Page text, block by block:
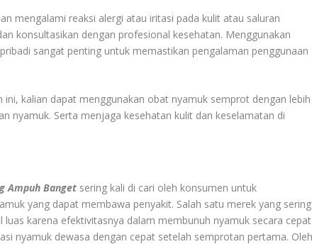
mengalami reaksi alergi atau iritasi pada kulit atau saluran
konsultasikan dengan profesional kesehatan. Menggunakan
sangat penting untuk memastikan pengalaman penggunaan
kalian dapat menggunakan obat nyamuk semprot dengan lebih
nyamuk. Serta menjaga kesehatan kulit dan keselamatan di
Ampuh Banget sering kali di cari oleh konsumen untuk
yang dapat membawa penyakit. Salah satu merek yang sering
karena efektivitasnya dalam membunuh nyamuk secara cepat
nyamuk dewasa dengan cepat setelah semprotan pertama.